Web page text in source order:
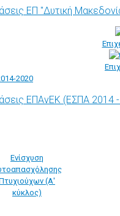
ΕΠ "Δυτική
2020
ΕΠΑνΕΚ (ΕΣΠΑ 2014
Ενίσχυση
(Α'
κύκλος)